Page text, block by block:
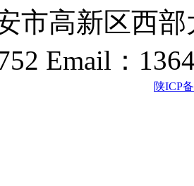
市高新区西
Email：
陕ICP